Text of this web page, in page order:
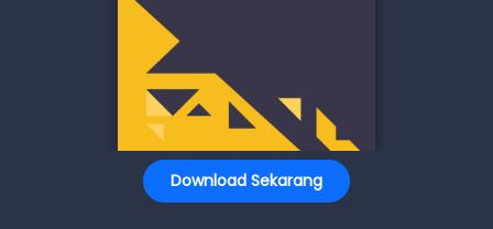
Download Sekarang